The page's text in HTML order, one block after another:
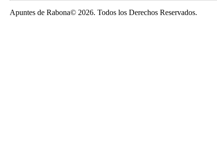
Apuntes de Rabona© 2026. Todos los Derechos Reservados.